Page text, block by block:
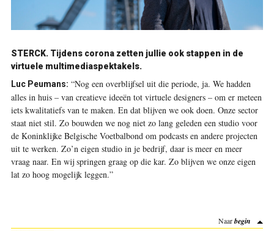
STERCK. Tijdens corona zetten jullie ook stappen in de
virtuele multimediaspektakels.
Luc Peumans: “Nog een overblijfsel uit die periode, ja. We hadden
alles in huis – van creatieve ideeën tot virtuele designers – om er meteen
iets kwalitatiefs van te maken. En dat blijven we ook doen. Onze sector
staat niet stil. Zo bouwden we nog niet zo lang geleden een studio voor
de Koninklijke Belgische Voetbalbond om podcasts en andere projecten
uit te werken. Zo’n eigen studio in je bedrijf, daar is meer en meer
vraag naar. En wij springen graag op die kar. Zo blijven we onze eigen
lat zo hoog mogelijk leggen.”
Naarbegin